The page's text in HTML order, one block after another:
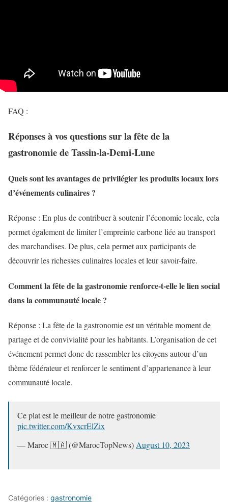
FAQ :
Réponses à vos questions sur la fête de la
gastronomie de Tassin-la-Demi-Lune
Quels sont les avantages de privilégier les produits locaux lors
d’événements culinaires ?
Réponse : En plus de contribuer à soutenir l’économie locale, cela
permet également de limiter l’empreinte carbone liée au transport
des marchandises. De plus, cela permet aux participants de
découvrir les richesses culinaires locales et leur savoir-faire.
Comment la fête de la gastronomie renforce-t-elle le lien social
dans la communauté locale ?
Réponse : La fête de la gastronomie est un véritable moment de
partage et de convivialité pour les habitants. L’organisation de cet
événement permet donc de rassembler les citoyens autour d’un
thème fédérateur et renforcer le sentiment d’appartenance à leur
communauté locale.
Ce plat est le meilleur de notre gastronomie
pic.twitter.com/KvxcrElZix
— Maroc 🇲🇦 (@MarocTopNews) August 10, 2023
Catégories : gastronomie